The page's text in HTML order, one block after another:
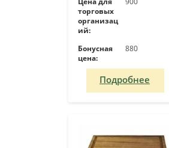
торговых
организац
ий:
Бонусная
цена:
880
Подробнее